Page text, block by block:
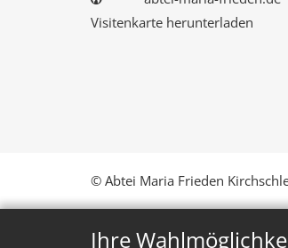
Ihre
Visitenkarte herunterladen
© Abtei Maria Frieden